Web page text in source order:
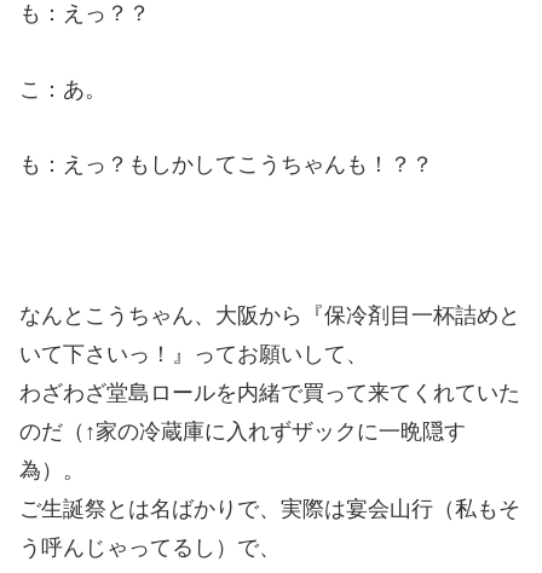
も：えっ？？
こ：あ。
も：えっ？もしかしてこうちゃんも！？？
なんとこうちゃん、大阪から『保冷剤目一杯詰めと
いて下さいっ！』ってお願いして、
わざわざ堂島ロールを内緒で買って来てくれていた
のだ（↑家の冷蔵庫に入れずザックに一晩隠す
為）。
ご生誕祭とは名ばかりで、実際は宴会山行（私もそ
う呼んじゃってるし）で、